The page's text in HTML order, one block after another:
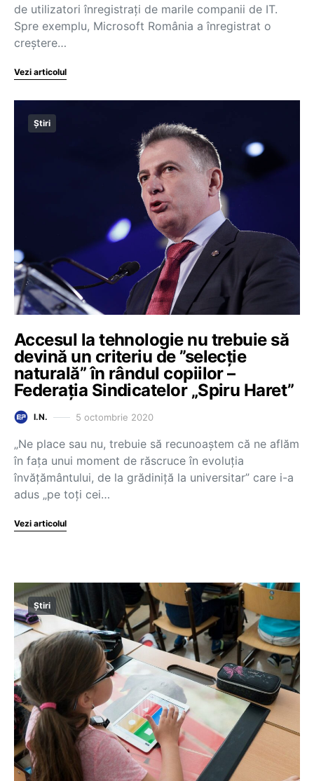
de utilizatori înregistrați de marile companii de IT.
Spre exemplu, Microsoft România a înregistrat o
creștere…
Vezi articolul
Știri
Accesul la tehnologie nu trebuie să
devină un criteriu de ”selecție
naturală” în rândul copiilor –
Federația Sindicatelor „Spiru Haret”
I.N. 5 octombrie 2020
„Ne place sau nu, trebuie să recunoaștem că ne aflăm
în fața unui moment de răscruce în evoluția
învățământului, de la grădiniță la universitar” care i-a
adus „pe toți cei…
Vezi articolul
Știri